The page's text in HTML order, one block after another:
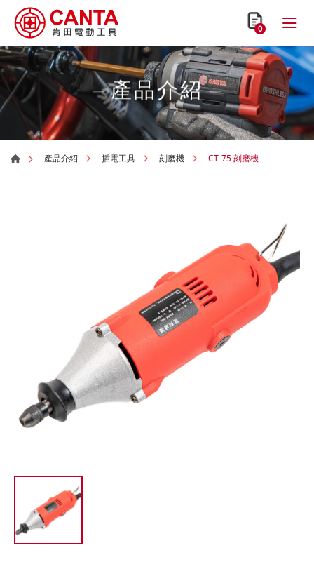
0
產品介紹
產品介紹 插電工具 刻磨機 CT-75 刻磨機